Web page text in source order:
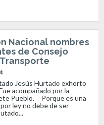
Nacional nombres
de Consejo
Jesús Hurtado exhorto
acompañado por la
Pueblo. Porque es una
ley no debe de ser